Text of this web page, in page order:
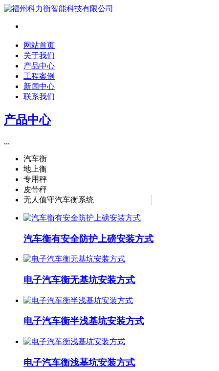
网站首页
关于我们
产品中心
工程案例
新闻中心
联系我们
产品中心
...
汽车衡
地上衡
专用秤
皮带秤
无人值守汽车衡系统
汽车衡有安全防护上磅安装方式
电子汽车衡无基坑安装方式
电子汽车衡半浅基坑安装方式
电子汽车衡浅基坑安装方式